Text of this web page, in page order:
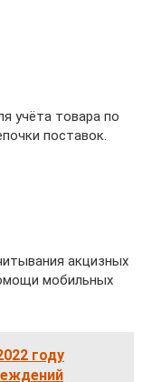
учёта товара по
поставок.
акцизных
мобильных
году